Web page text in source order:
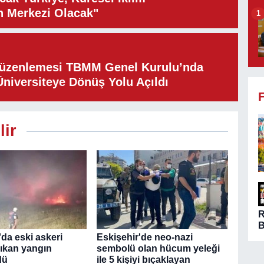
Merkezi Olacak"
TBMM Genel Kurulu’nda
Dönüş Yolu Açıldı
eski askeri
yangın
Eskişehir'de neo-nazi
sembolü olan hücum yeleği
ile 5 kişiyi bıçaklayan
1